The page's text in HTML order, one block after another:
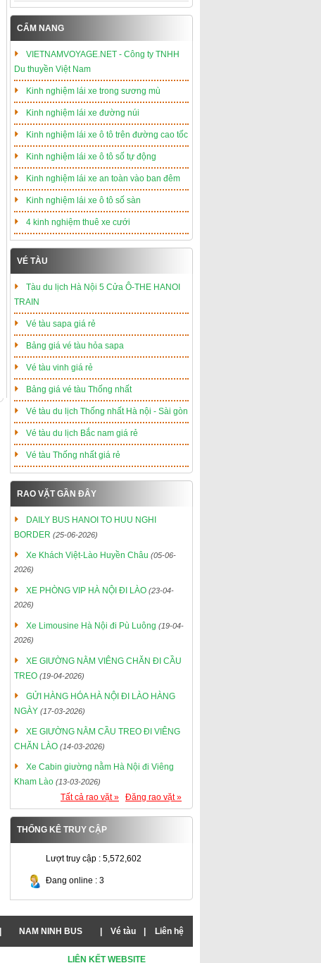
CẨM NANG
VIETNAMVOYAGE.NET - Công ty TNHH
Du thuyền Việt Nam
Kinh nghiệm lái xe trong sương mù
Kinh nghiệm lái xe đường núi
Kinh nghiệm lái xe ô tô trên đường cao tốc
Kinh nghiệm lái xe ô tô số tự động
Kinh nghiệm lái xe an toàn vào ban đêm
Kinh nghiệm lái xe ô tô số sàn
4 kinh nghiệm thuê xe cưới
VÉ TÀU
Tàu du lịch Hà Nội 5 Cửa Ô-THE HANOI
TRAIN
Vé tàu sapa giá rẻ
Bảng giá vé tàu hỏa sapa
Vé tàu vinh giá rẻ
Bảng giá vé tàu Thống nhất
Vé tàu du lịch Thống nhất Hà nội - Sài gòn
Vé tàu du lịch Bắc nam giá rẻ
Vé tàu Thống nhất giá rẻ
RAO VẶT GẦN ĐÂY
DAILY BUS HANOI TO HUU NGHI
BORDER (25-06-2026)
Xe Khách Việt-Lào Huyền Châu (05-06-
2026)
XE PHÒNG VIP HÀ NỘI ĐI LÀO (23-04-
2026)
Xe Limousine Hà Nội đi Pù Luông (19-04-
2026)
XE GIƯỜNG NẰM VIÊNG CHĂN ĐI CẦU
TREO (19-04-2026)
GỬI HÀNG HÓA HÀ NỘI ĐI LÀO HÀNG
NGÀY (17-03-2026)
XE GIƯỜNG NẰM CẦU TREO ĐI VIÊNG
CHĂN LÀO (14-03-2026)
Xe Cabin giường nằm Hà Nội đi Viêng
Kham Lào (13-03-2026)
Tất cả rao vặt » Đăng rao vặt »
THỐNG KÊ TRUY CẬP
Lượt truy cập : 5,572,602
Đang online : 3
NAM NINH BUS Vé tàu Liên hệ
LIÊN KẾT WEBSITE